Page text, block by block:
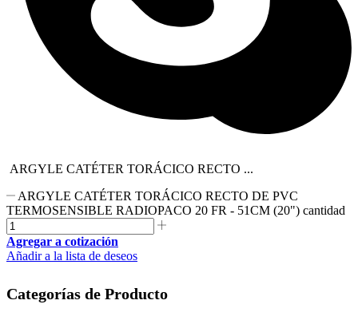
ARGYLE CATÉTER TORÁCICO RECTO ...
ARGYLE CATÉTER TORÁCICO RECTO DE PVC
TERMOSENSIBLE RADIOPACO 20 FR - 51CM (20") cantidad
Agregar a cotización
Añadir a la lista de deseos
Categorías de Producto